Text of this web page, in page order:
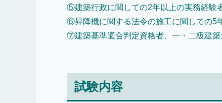
⑤建築行政に関しての2年以上の実務経験
⑥昇降機に関する法令の施工に関しての5
⑦建築基準適合判定資格者、一・二級建
試験内容